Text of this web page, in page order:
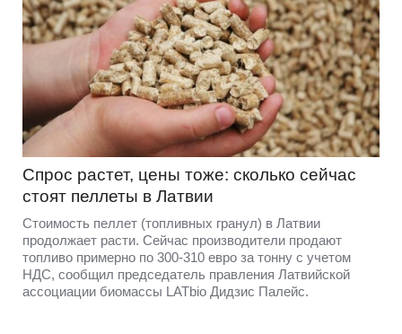
Спрос растет, цены тоже: сколько сейчас
стоят пеллеты в Латвии
Стоимость пеллет (топливных гранул) в Латвии
продолжает расти. Сейчас производители продают
топливо примерно по 300-310 евро за тонну с учетом
НДС, сообщил председатель правления Латвийской
ассоциации биомассы LATbio Дидзис Палейс.